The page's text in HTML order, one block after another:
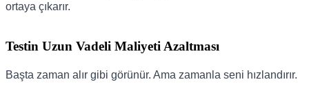
ortaya çıkarır.
Testin Uzun Vadeli Maliyeti Azaltması
Başta zaman alır gibi görünür. Ama zamanla seni hızlandırır.